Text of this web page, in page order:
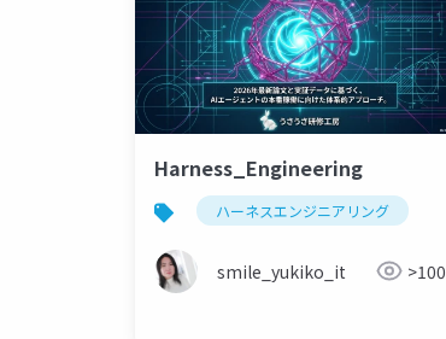
Harness_Engineering
ハーネスエンジニアリング
smile_yukiko_it >100